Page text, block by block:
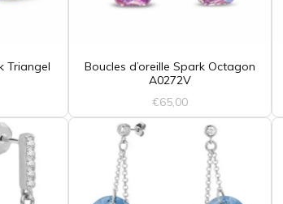
Triangel
Boucles d’oreille Spark Octagon
A0272V
€65,00